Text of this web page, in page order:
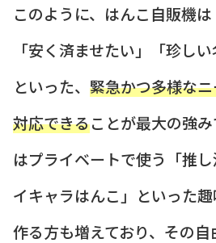
このように、はんこ自販機は
「安く済ませたい」「珍し
といった、 緊急かつ多様な
対応できることが最大の強
はプライベートで使う「推
イキャラはんこ」といった
作る方も増えており、その